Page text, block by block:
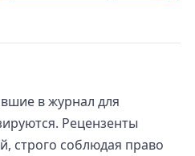
в журнал для
Рецензенты
строго соблюдая право